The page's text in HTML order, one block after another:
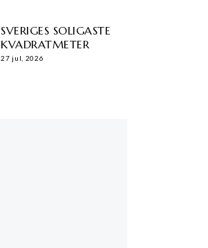
SVERIGES SOLIGASTE
KVADRATMETER
27 jul, 2026